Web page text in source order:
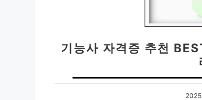
기능사 자격증 추천